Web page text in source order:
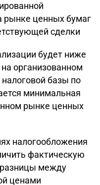
рынке ценных бумаг
сделки
будет ниже
организованном
базы по
минимальная
рынке ценных
налогообложения
фактическую
между
ценами